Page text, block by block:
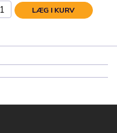
LÆG I KURV